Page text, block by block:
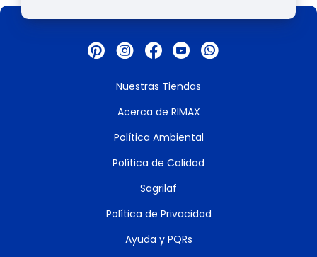
Nuestras Tiendas
Acerca de RIMAX
Política Ambiental
Política de Calidad
Sagrilaf
Política de Privacidad
Ayuda y PQRs